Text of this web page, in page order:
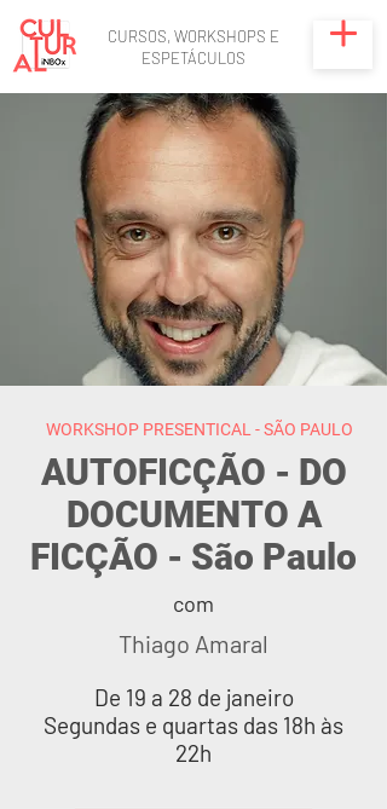
CURSOS, WORKSHOPS E
ESPETÁCULOS
WORKSHOP PRESENTICAL - SÃO PAULO
AUTOFICÇÃO - DO
DOCUMENTO A
FICÇÃO - São Paulo
com
Thiago Amaral
De 19 a 28 de janeiro
Segundas e quartas das 18h às
22h